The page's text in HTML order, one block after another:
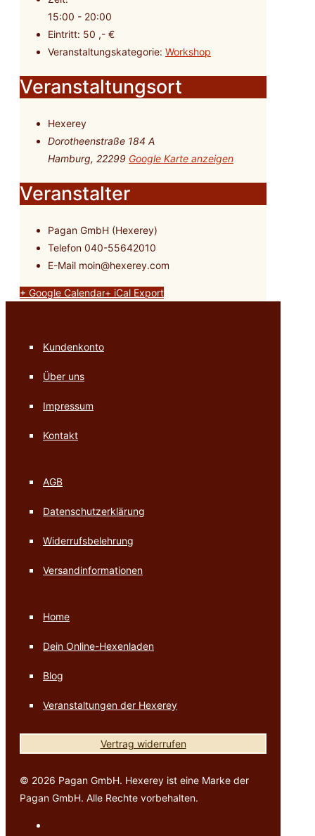
15:00 - 20:00
Eintritt: 50 ,- €
Veranstaltungskategorie: Workshop
Veranstaltungsort
Hexerey
Dorotheenstraße 184 A
Hamburg, 22299 Google Karte anzeigen
Veranstalter
Pagan GmbH (Hexerey)
Telefon 040-55642010
E-Mail moin@hexerey.com
+ Google Calendar+ iCal Export
Kundenkonto
Über uns
Impressum
Kontakt
AGB
Datenschutzerklärung
Widerrufsbelehrung
Versandinformationen
Home
Dein Online-Hexenladen
Blog
Veranstaltungen der Hexerey
Vertrag widerrufen
© 2026 Pagan GmbH. Hexerey ist eine Marke der
Pagan GmbH. Alle Rechte vorbehalten.